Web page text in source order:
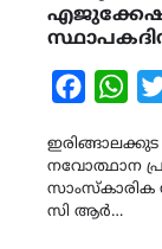
നവോത്ഥാന
സാംസ്കാരിക
സി ആർ…